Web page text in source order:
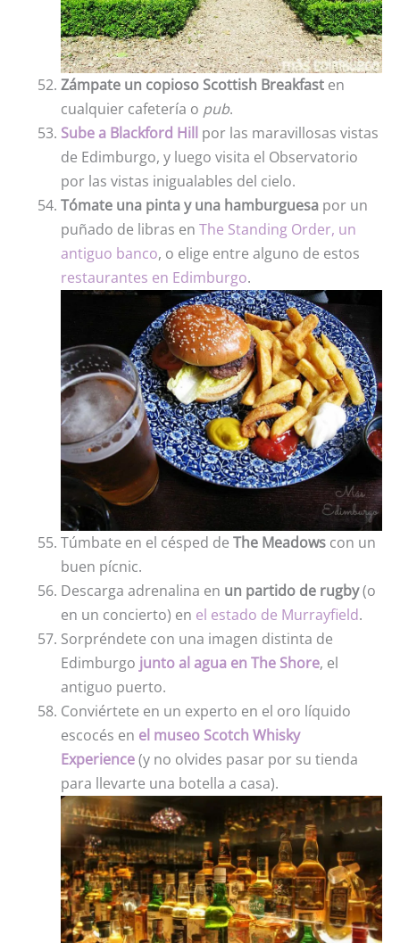
Zámpate un copioso Scottish Breakfast en
cualquier cafetería o pub.
Sube a Blackford Hill por las maravillosas vistas
de Edimburgo, y luego visita el Observatorio
por las vistas inigualables del cielo.
Tómate una pinta y una hamburguesa por un
puñado de libras en The Standing Order, un
antiguo banco, o elige entre alguno de estos
restaurantes en Edimburgo.
Túmbate en el césped de The Meadows con un
buen pícnic.
Descarga adrenalina en un partido de rugby(o
en un concierto) en el estado de Murrayfield.
Sorpréndete con una imagen distinta de
Edimburgo junto al agua en The Shore, el
antiguo puerto.
Conviértete en un experto en el oro líquido
escocés en el museo Scotch Whisky
Experience(y no olvides pasar por su tienda
para llevarte una botella a casa).